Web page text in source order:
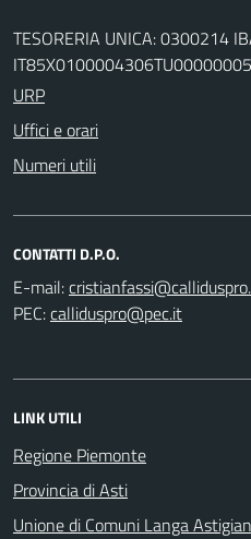
TESORERIA UNICA: 0300214
URP
Uffici e orari
Numeri utili
CONTATTI D.P.O.
E-mail:
PEC:
LINK UTILI
Regione Piemonte
Provincia di Asti
Unione di Comuni Langa